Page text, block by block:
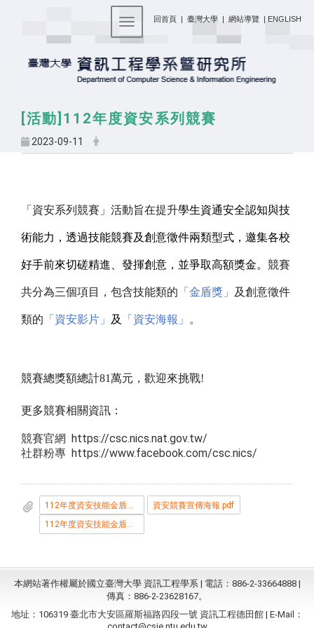
回首頁 | 臺灣大學 | 網站導覽 | ENGLISH
Toggle navigation
[活動]112年度資安系列競賽
2023-09-11
「資安系列競賽」活動旨在提升學生資通安全認知與技
術能力， 透過技能競賽及創意徵件兩類型式，邀集各校
好手前來切磋精進、 發揮創意，並爭取高額獎金。 競賽
共分為三個項目，包含技能類的 「 金盾獎」 及創意徵件
類的 「資安影片」 及 「資安海報」 。
競賽總獎額總計81萬元， 歡迎來挑戰!
更多競賽相關資訊 ：
競賽官網 https://csc.nics.nat.gov.tw/
社群粉專 https://www.facebook.com/csc.nics/
資安競賽宣傳海報.pdf
112年度資安技能金盾獎競賽要點.pdf
本網站著作權屬於國立臺灣大學 資訊工程學系 | 電話：886-2-33664888 |
傳真：886-2-23628167。
地址：106319 臺北市大安區羅斯福路四段一號 資訊工程德田館 | E-Mail：